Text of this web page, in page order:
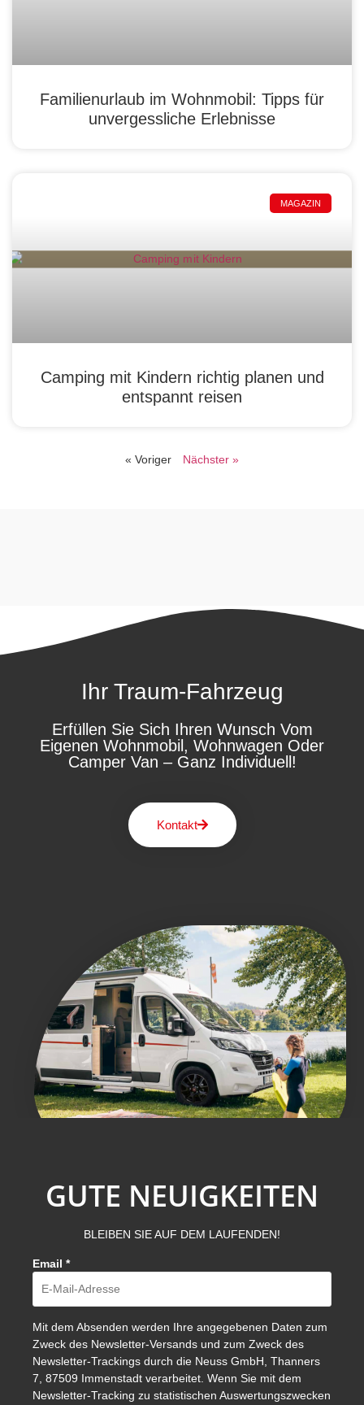
Familienurlaub im Wohnmobil: Tipps für
unvergessliche Erlebnisse
MAGAZIN
Camping mit Kindern richtig planen und
entspannt reisen
« Voriger Nächster »
Ihr Traum-Fahrzeug
Erfüllen Sie Sich Ihren Wunsch Vom
Eigenen Wohnmobil, Wohnwagen Oder
Camper Van – Ganz Individuell!
Kontakt
GUTE NEUIGKEITEN
BLEIBEN SIE AUF DEM LAUFENDEN!
Email *
Mit dem Absenden werden Ihre angegebenen Daten zum
Zweck des Newsletter-Versands und zum Zweck des
Newsletter-Trackings durch die Neuss GmbH, Thanners
7, 87509 Immenstadt verarbeitet. Wenn Sie mit dem
Newsletter-Tracking zu statistischen Auswertungszwecken